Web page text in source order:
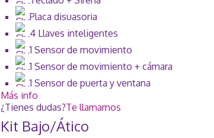
Placa disuasoria
4 Llaves inteligentes
1 Sensor de movimiento
1 Sensor de movimiento + cámara
1 Sensor de puerta y ventana
Más info
¿Tienes dudas?Te llamamos
Kit Bajo/Ático